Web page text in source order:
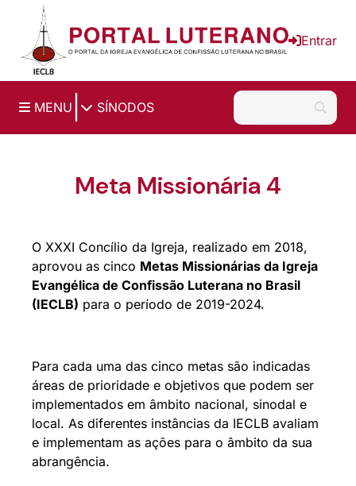
Ir para o conteúdo principal
Entrar
MENU SÍNODOS
Meta Missionária 4
O XXXI Concílio da Igreja, realizado em 2018,
aprovou as cinco Metas Missionárias da Igreja
Evangélica de Confissão Luterana no Brasil
(IECLB) para o período de 2019-2024.
Para cada uma das cinco metas são indicadas
áreas de prioridade e objetivos que podem ser
implementados em âmbito nacional, sinodal e
local. As diferentes instâncias da IECLB avaliam
e implementam as ações para o âmbito da sua
abrangência.